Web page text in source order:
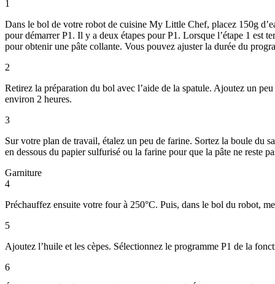
1
Dans le bol de votre robot de cuisine My Little Chef, placez 150g
pour démarrer P1. Il y a deux étapes pour P1. Lorsque l’étape 1 est
pour obtenir une pâte collante. Vous pouvez ajuster la durée du
2
Retirez la préparation du bol avec l’aide de la spatule. Ajoutez un
environ 2 heures.
3
Sur votre plan de travail, étalez un peu de farine. Sortez la boule du
en dessous du papier sulfurisé ou la farine pour que la pâte ne reste
Garniture
4
Préchauffez ensuite votre four à 250°C. Puis, dans le bol du robot,
5
Ajoutez l’huile et les cèpes. Sélectionnez le programme P1 de la
6